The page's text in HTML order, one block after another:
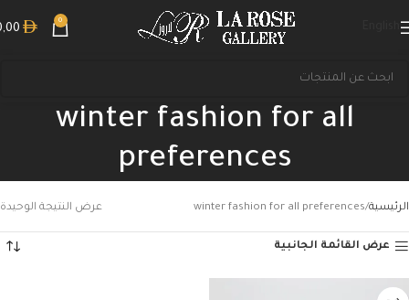
0
winter fashion for all
preferences
الرئيسية winter fashion for all preferences عرض النتيجة الوحيدة
عرض القائمة الجانبية